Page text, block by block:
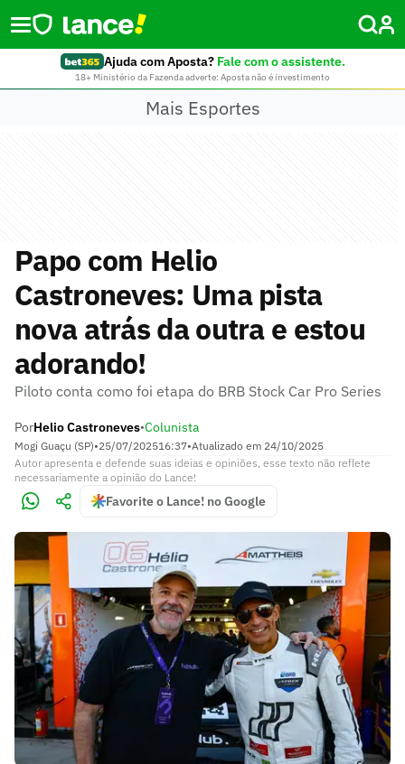
Ajuda com Aposta? Fale com o assistente.
18+ Ministério da Fazenda adverte: Aposta não é investimento
Mais Esportes
Papo com Helio
Castroneves: Uma pista
nova atrás da outra e estou
adorando!
Piloto conta como foi etapa do BRB Stock Car Pro Series
PorHelio Castroneves•Colunista
Mogi Guaçu (SP)•25/07/202516:37•Atualizado em 24/10/2025
Autor apresenta e defende suas ideias e opiniões, esse texto não reflete
necessariamente a opinião do Lance!
Favorite o Lance! no Google